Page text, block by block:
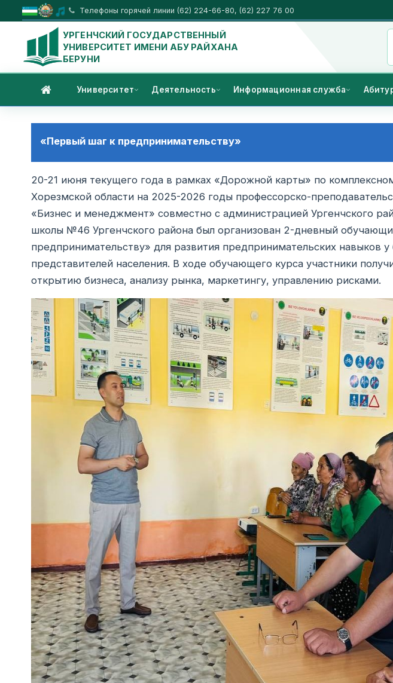
Телефоны горячей линии (62) 224-66-80, (62) 227 76 00
УРГЕНЧСКИЙ ГОСУДАРСТВЕННЫЙ
УНИВЕРСИТЕТ ИМЕНИ АБУ РАЙХАНА
БЕРУНИ
Университет Деятельность Информационная служба
«Первый шаг к предпринимательству»
20-21 июня текущего года в рамках «Дорожной карты» по
Хорезмской области на 2025-2026 годы профессорско-
«Бизнес и менеджмент» совместно с администрацией Ургенчского
школы №46 Ургенчского района был организован 2-дневный
предпринимательству» для развития предпринимательских навыков у
представителей населения. В ходе обучающего курса участники
открытию бизнеса, анализу рынка, маркетингу, управлению рисками.